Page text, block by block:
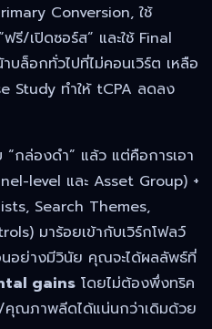
Conversion, ใช้
/เปิดซอร์ส” และใช้ Final
ล็อกทั่วไปที่ไม่คอนเวิร์ต เหลือ
Study ทำให้ tCPA ลดลง
“กล่องดำ” แล้ว แต่คือการเอา
level และ Asset Group) +
Search Themes,
มาร้อยเข้ากับเวิร์กโฟลว์
อย่างมีวินัย คุณจะได้ผลลัพธ์ที่
gains โดยไม่ต้องพึ่งทริค
ณภาพลีดได้แน่นกว่าเดิมด้วย